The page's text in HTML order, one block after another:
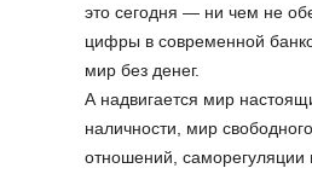
это сегодня — ни чем не
цифры в современной
мир без денег.
А надвигается мир
наличности, мир
отношений, саморегуляции